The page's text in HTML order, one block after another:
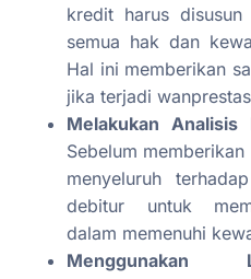
kredit harus
semua hak dan
Hal ini memberikan
jika terjadi
Melakukan
Sebelum
menyeluruh
debitur untuk
dalam memenuhi
Menggunakan